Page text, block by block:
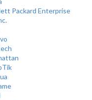
Packard Enterprise